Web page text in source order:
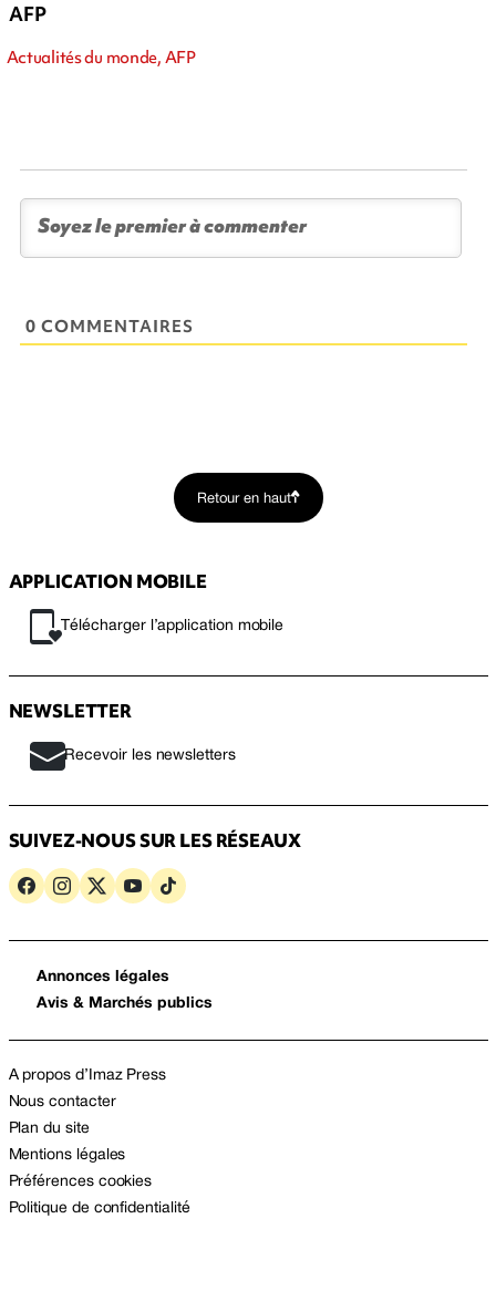
AFP
Actualités du monde, AFP
0 COMMENTAIRES
Retour en haut
APPLICATION MOBILE
Télécharger l’application mobile
NEWSLETTER
Recevoir les newsletters
SUIVEZ-NOUS SUR LES RÉSEAUX
Annonces légales
Avis & Marchés publics
A propos d’Imaz Press
Nous contacter
Plan du site
Mentions légales
Préférences cookies
Politique de confidentialité